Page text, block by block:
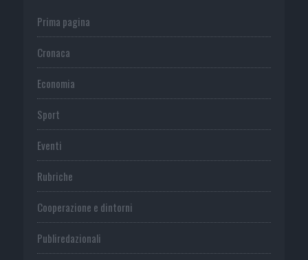
Prima pagina
Cronaca
Economia
Sport
Eventi
Rubriche
Cooperazione e dintorni
Publiredazionali